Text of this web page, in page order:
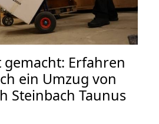
Erfahren
ein Umzug von
Steinbach Taunus